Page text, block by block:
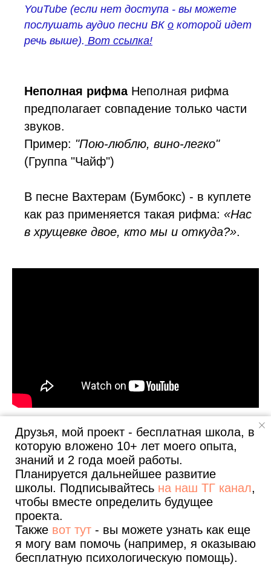
Все уроки Полезные статьи О проекте и авторе
YouTube (если нет доступа - вы можете
послушать аудио песни ВК о которой идет
речь выше). Вот ссылка!
Неполная рифмаНеполная рифма
предполагает совпадение только части
звуков.
Пример: "Пою-люблю, вино-легко"
(Группа "Чайф")
В песне Вахтерам (Бумбокс) - в куплете
как раз применяется такая рифма: «Нас
в хрущевке двое, кто мы и откуда?».
Выше представленное видео доступно на
YouTube (если нет доступа - вы можете
послушатьаудио песни ВК окоторой идет
речь выше).
Друзья, мой проект - бесплатная школа, в
которую вложено 10+ лет моего опыта,
знаний и 2 года моей работы.
Планируется дальнейшее развитие
школы. Подписывайтесь на наш ТГ канал,
чтобы вместе определить будущее
проекта.
Также вот тут - вы можете узнать как еще
я могу вам помочь (например, я оказываю
бесплатную психологическую помощь).